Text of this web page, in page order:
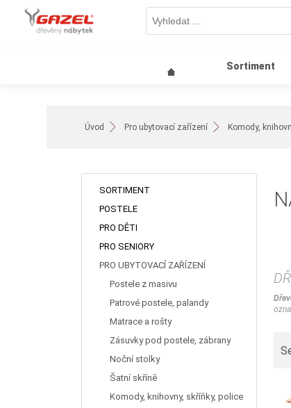
Sortiment
Úvod Pro ubytovací zařízení Komody,
SORTIMENT
POSTELE
PRO DĚTI
PRO SENIORY
PRO UBYTOVACÍ ZAŘÍZENÍ
Postele z masivu
Patrové postele, palandy
Matrace a rošty
Zásuvky pod postele, zábrany
Noční stolky
Šatní skříně
Komody, knihovny, skříňky, police